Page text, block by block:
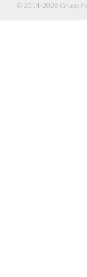
© 2014-2026 Grupo